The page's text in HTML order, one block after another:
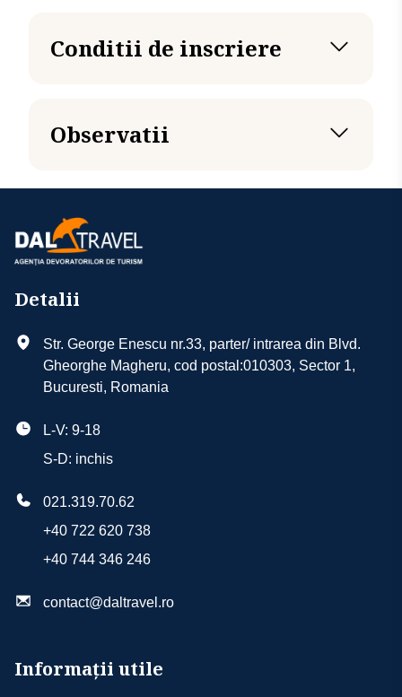
Tariful nu include
Conditii de inscriere
Observatii
Detalii
Str. George Enescu nr.33, parter/ intrarea din Blvd.
Gheorghe Magheru, cod postal:010303, Sector 1,
Bucuresti, Romania
L-V: 9-18
S-D: inchis
021.319.70.62
+40 722 620 738
+40 744 346 246
contact@daltravel.ro
Informații utile